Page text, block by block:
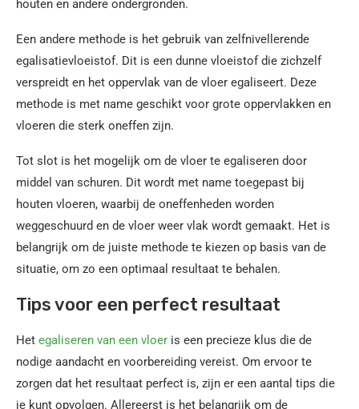
houten en andere ondergronden.
Een andere methode is het gebruik van zelfnivellerende
egalisatievloeistof. Dit is een dunne vloeistof die zichzelf
verspreidt en het oppervlak van de vloer egaliseert. Deze
methode is met name geschikt voor grote oppervlakken en
vloeren die sterk oneffen zijn.
Tot slot is het mogelijk om de vloer te egaliseren door
middel van schuren. Dit wordt met name toegepast bij
houten vloeren, waarbij de oneffenheden worden
weggeschuurd en de vloer weer vlak wordt gemaakt. Het is
belangrijk om de juiste methode te kiezen op basis van de
situatie, om zo een optimaal resultaat te behalen.
Tips voor een perfect resultaat
Het egaliseren van een vloer is een precieze klus die de
nodige aandacht en voorbereiding vereist. Om ervoor te
zorgen dat het resultaat perfect is, zijn er een aantal tips die
je kunt opvolgen. Allereerst is het belangrijk om de